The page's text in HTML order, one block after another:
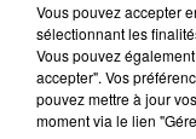
jusqu'au bout
10 mai 2022
Toulon : des
Vous pouvez accepter
sélectionnant les
Vous pouvez
accepter". Vos
pouvez mettre à jour
moment via le lien